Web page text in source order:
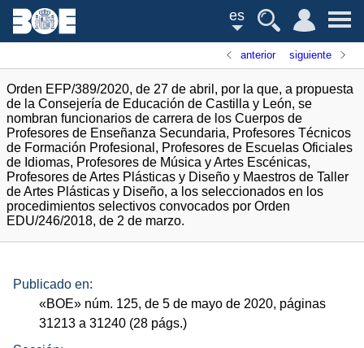
es
anterior siguiente
Orden EFP/389/2020, de 27 de abril, por la que, a propuesta
de la Consejería de Educación de Castilla y León, se
nombran funcionarios de carrera de los Cuerpos de
Profesores de Enseñanza Secundaria, Profesores Técnicos
de Formación Profesional, Profesores de Escuelas Oficiales
de Idiomas, Profesores de Música y Artes Escénicas,
Profesores de Artes Plásticas y Diseño y Maestros de Taller
de Artes Plásticas y Diseño, a los seleccionados en los
procedimientos selectivos convocados por Orden
EDU/246/2018, de 2 de marzo.
Publicado en:
«BOE» núm. 125, de 5 de mayo de 2020, páginas
31213 a 31240 (28 págs.)